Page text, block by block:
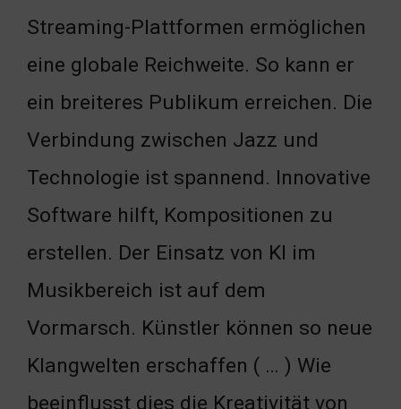
Streaming-Plattformen ermöglichen
eine globale Reichweite. So kann er
ein breiteres Publikum erreichen. Die
Verbindung zwischen Jazz und
Technologie ist spannend. Innovative
Software hilft, Kompositionen zu
erstellen. Der Einsatz von KI im
Musikbereich ist auf dem
Vormarsch. Künstler können so neue
Klangwelten erschaffen ( … ) Wie
beeinflusst dies die Kreativität von